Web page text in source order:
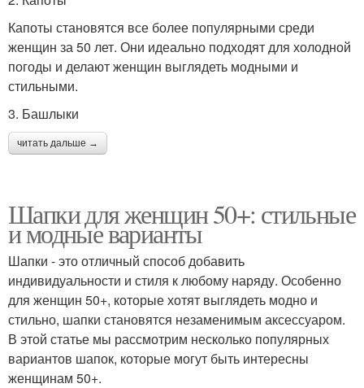
Капоты становятся все более популярными среди
женщин за 50 лет. Они идеально подходят для холодной
погоды и делают женщин выглядеть модными и
стильными.
3. Башлыки
читать дальше →
Шапки для женщин 50+: стильные
и модные варианты
Шапки - это отличный способ добавить
индивидуальности и стиля к любому наряду. Особенно
для женщин 50+, которые хотят выглядеть модно и
стильно, шапки становятся незаменимым аксессуаром.
В этой статье мы рассмотрим несколько популярных
вариантов шапок, которые могут быть интересны
женщинам 50+.